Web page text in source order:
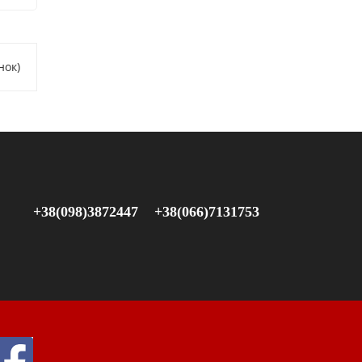
+38(098)3872447 +38(066)7131753